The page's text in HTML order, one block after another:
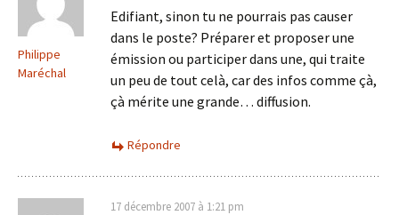
Philippe
Maréchal
Edifiant, sinon tu ne pourrais pas causer
dans le poste? Préparer et proposer une
émission ou participer dans une, qui traite
un peu de tout celà, car des infos comme çà,
çà mérite une grande… diffusion.
Répondre
17 décembre 2007 à 1:21 pm